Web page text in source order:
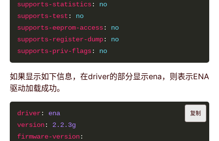
supports-statistics: no
supports-test : no
supports-eeprom-access: no
supports-register-dump: no
supports-priv-flags: no
如果显示如下信息，在driver的部分显示ena，则表示ENA
驱动加载成功。
driver: ena
version: 2.2.3g
firmware-version
复制